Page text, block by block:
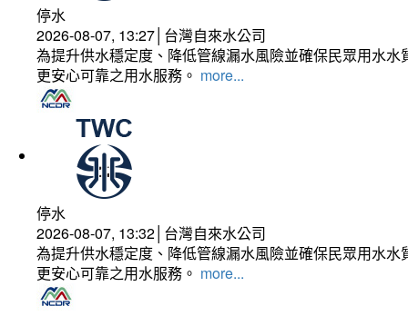
停水
2026-08-07, 13:27│台灣自來水公司
為提升供水穩定度、降低管線漏水風險並確保民眾用水
更安心可靠之用水服務。 more...
停水
2026-08-07, 13:32│台灣自來水公司
為提升供水穩定度、降低管線漏水風險並確保民眾用水
更安心可靠之用水服務。 more...